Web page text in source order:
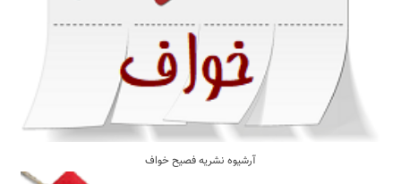
آرشیوه نشریه فصیح خواف